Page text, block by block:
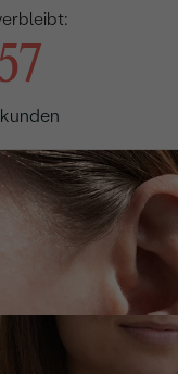
Ohne Stein
AUF
Perle